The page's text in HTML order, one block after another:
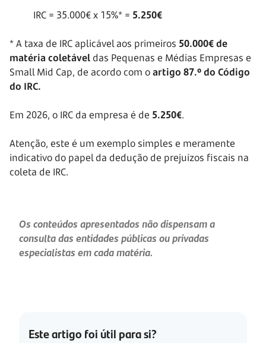
IRC = 35.000€ x 15%* = 5.250€
* A taxa de IRC aplicável aos primeiros 50.000€ de
matéria coletável das Pequenas e Médias Empresas e
Small Mid Cap, de acordo com oartigo 87.º do Código
do IRC.
Em 2026, o IRC da empresa é de 5.250€.
Atenção, este é um exemplo simples e meramente
indicativo do papel da dedução de prejuízos fiscais na
coleta de IRC.
Os conteúdos apresentados não dispensam a
consulta das entidades públicas ou privadas
especialistas em cada matéria.
Este artigo foi útil para si?